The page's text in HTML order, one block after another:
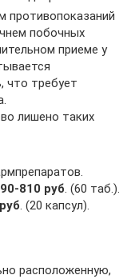
противопоказаний
побочных
приеме у
что требует
лишено таких
810 руб. (60 таб.).
. (20 капсул).
расположенную,